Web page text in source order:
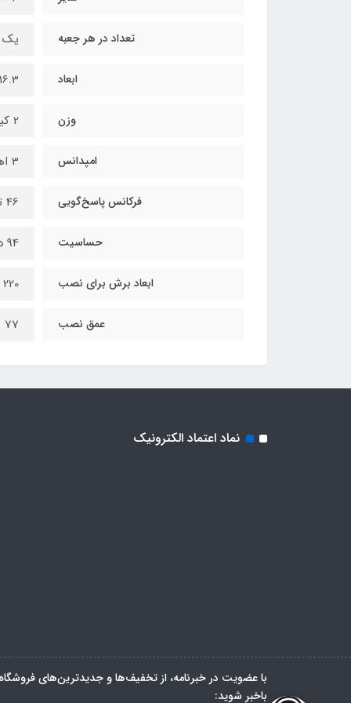
تعداد در هر جعبه
ابعاد 16.3 × 23.7 سانتی متر
وزن 2 کیلوگرم
امپدانس 3 اهم
فرکانس پاسخ‌گویی 46 تا 30000 هرتز
حساسیت 94 دسیبل
ابعاد برش برای نصب 220 × 151 میلی‌متر
عمق نصب 77 میلی‌متر
نماد اعتماد الکترونیک
با عضویت در خبرنامه، از تخفیف‌ها و جدیدترین‌های فروشگاه
باخبر شوید: